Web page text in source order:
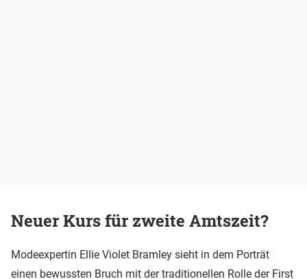
Neuer Kurs für zweite Amtszeit?
Modeexpertin Ellie Violet Bramley sieht in dem Porträt
einen bewussten Bruch mit der traditionellen Rolle der First